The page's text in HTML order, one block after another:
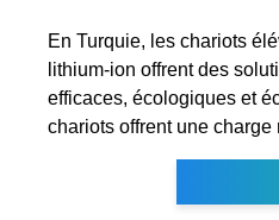
En Turquie, les chariots
lithium-ion offrent des
efficaces, écologiques et
chariots offrent une